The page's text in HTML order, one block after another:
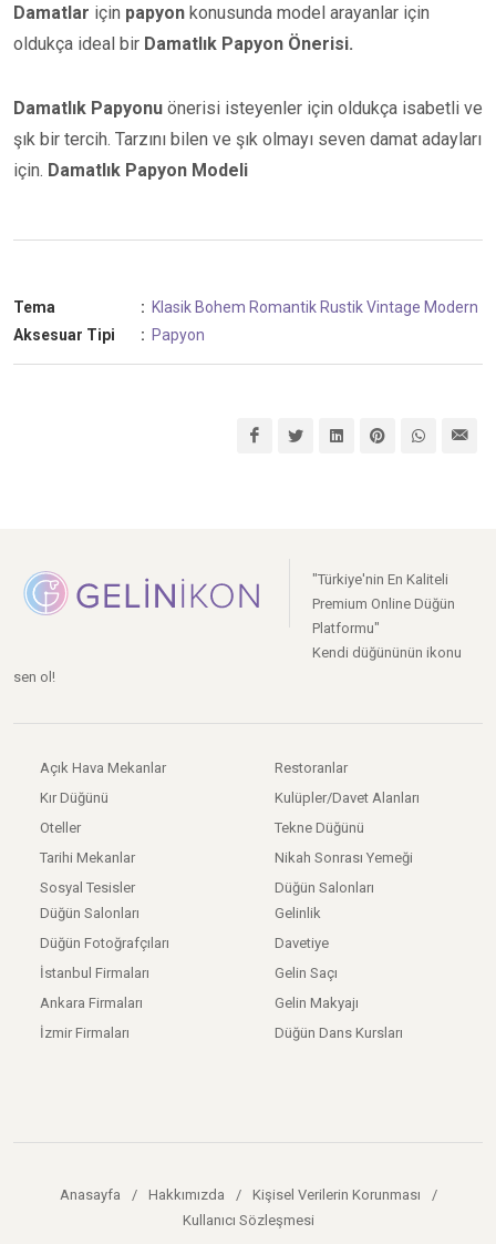
Damatlar için papyon konusunda model arayanlar için
oldukça ideal bir Damatlık Papyon Önerisi.
Damatlık Papyonu önerisi isteyenler için oldukça isabetli ve
şık bir tercih. Tarzını bilen ve şık olmayı seven damat adayları
için. Damatlık Papyon Modeli
Tema : Klasik Bohem Romantik RustikVintage Modern
Aksesuar Tipi
: Papyon
"Türkiye'nin En Kaliteli
Premium Online Düğün
Platformu"
Kendi düğününün ikonu
sen ol!
Açık Hava Mekanlar
Kır Düğünü
Oteller
Tarihi Mekanlar
Sosyal Tesisler
Restoranlar
Kulüpler/Davet Alanları
Tekne Düğünü
Nikah Sonrası Yemeği
Düğün Salonları
Düğün Salonları
Düğün Fotoğrafçıları
İstanbul Firmaları
Ankara Firmaları
İzmir Firmaları
Gelinlik
Davetiye
Gelin Saçı
Gelin Makyajı
Düğün Dans Kursları
Anasayfa / Hakkımızda / Kişisel Verilerin Korunması
/
Kullanıcı Sözleşmesi